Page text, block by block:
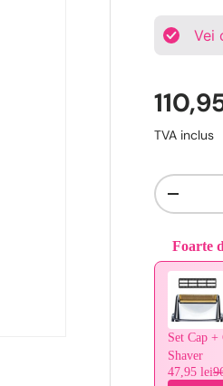
Vei
TVA inclus
Cantitate
-
Foarte
Use the
Set Cap
Shaver
47,95 lei